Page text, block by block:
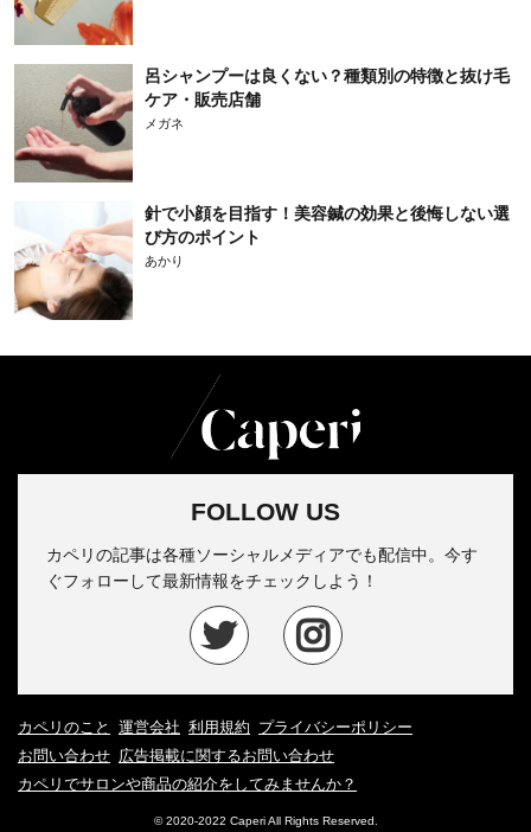
呂シャンプーは良くない？種類別の特徴と抜け毛
ケア・販売店舗
メガネ
針で小顔を目指す！美容鍼の効果と後悔しない選
び方のポイント
あかり
FOLLOW US
カペリの記事は各種ソーシャルメディアでも配信中。今す
ぐフォローして最新情報をチェックしよう！
カペリのこと 運営会社 利用規約 プライバシーポリシー
お問い合わせ 広告掲載に関するお問い合わせ
カペリでサロンや商品の紹介をしてみませんか？
© 2020-2022 Caperi All Rights Reserved.